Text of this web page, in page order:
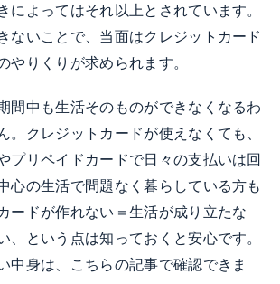
によってはそれ以上とされています。
ないことで、当面はクレジットカード
やりくりが求められます。
間中も生活そのものができなくなるわ
。クレジットカードが使えなくても、
プリペイドカードで日々の支払いは回
心の生活で問題なく暮らしている方も
ードが作れない＝生活が成り立たな
、という点は知っておくと安心です。
中身は、こちらの記事で確認できま